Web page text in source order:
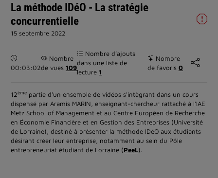
La méthode IDéO - La stratégie
concurrentielle
15 septembre 2022
Durée :
00:03:02
Nombre
de vues 109
Nombre d’ajouts
dans une liste de
lecture1
Nombre
de favoris 0
12ème partie d'un ensemble de vidéos s'intègrant dans un cours
dispensé par Aramis MARIN, enseignant-chercheur rattaché à l'IAE
Metz School of Management et au Centre Européen de Recherche
en Économie Financière et en Gestion des Entreprises (Université
de Lorraine), destiné à présenter la méthode IDéO aux étudiants
désirant créer leur entreprise, notamment au sein du Pôle
entrepreneuriat étudiant de Lorraine (PeeL).